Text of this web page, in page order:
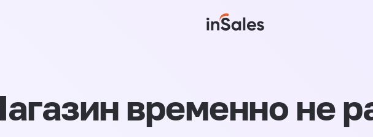
временно не